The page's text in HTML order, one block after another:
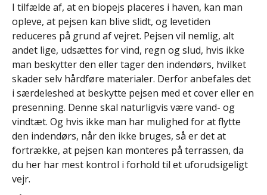
I tilfælde af, at en biopejs placeres i haven, kan man
opleve, at pejsen kan blive slidt, og levetiden
reduceres på grund af vejret. Pejsen vil nemlig, alt
andet lige, udsættes for vind, regn og slud, hvis ikke
man beskytter den eller tager den indendørs, hvilket
skader selv hårdføre materialer. Derfor anbefales det
i særdeleshed at beskytte pejsen med et cover eller en
presenning. Denne skal naturligvis være vand- og
vindtæt. Og hvis ikke man har mulighed for at flytte
den indendørs, når den ikke bruges, så er det at
fortrække, at pejsen kan monteres på terrassen, da
du her har mest kontrol i forhold til et uforudsigeligt
vejr.